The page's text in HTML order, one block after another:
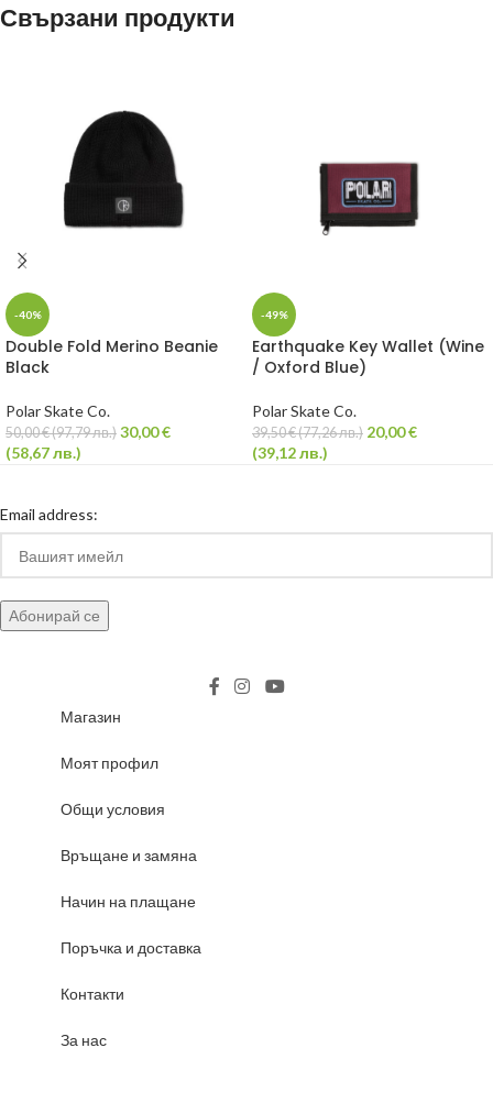
Свързани продукти
-40%
Double Fold Merino Beanie
Black
Polar Skate Co.
50,00€(97,79лв.) 30,00€
(58,67лв.)
-49%
Earthquake Key Wallet (Wine
/ Oxford Blue)
Polar Skate Co.
39,50€(77,26лв.) 20,00€
(39,12лв.)
Email address:
Магазин
Моят профил
Общи условия
Връщане и замяна
Начин на плащане
Поръчка и доставка
Контакти
За нас